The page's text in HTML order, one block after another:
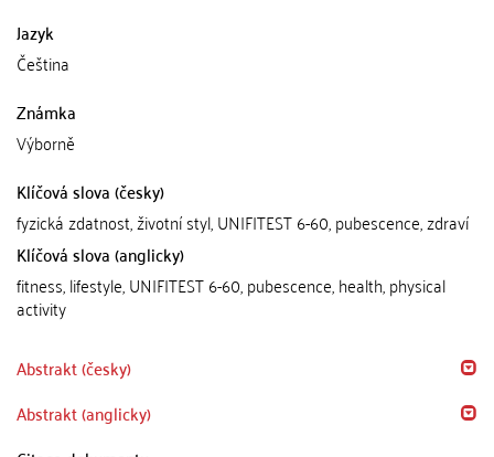
Jazyk
Čeština
Známka
Výborně
Klíčová slova (česky)
fyzická zdatnost, životní styl, UNIFITEST 6-60, pubescence, zdraví
Klíčová slova (anglicky)
fitness, lifestyle, UNIFITEST 6-60, pubescence, health, physical
activity
Abstrakt (česky)
Abstrakt (anglicky)